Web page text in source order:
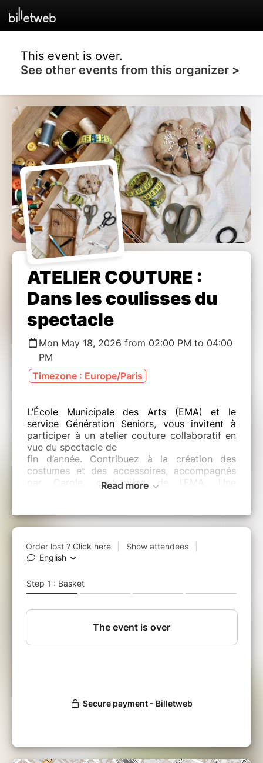
This event is over.
See other events from this organizer >
ATELIER COUTURE :
Dans les coulisses du
spectacle
Mon May 18, 2026 from 02:00 PM to 04:00
PM
Timezone : Europe/Paris
L’École Municipale des Arts (EMA) et le
service Génération Seniors, vous invitent à
participer à un atelier couture collaboratif en
vue du spectacle de
fin d’année. Contribuez à la création des
costumes et des accessoires, accompagnés
par Carole, costumière de l’EMA. Une
projet collectif. (participation non obligatoire à
toutes les séances)
En point d’orgue : une invitation au spectacle
de fin d’année des 20 ou 21 juin 2026.
Gratuit
Read more